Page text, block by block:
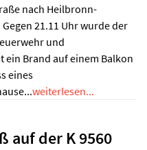
nach Heilbronn-
21.11 Uhr wurde der
und
ein Brand auf einem Balkon
eines
weiterlesen...
auf der K 9560